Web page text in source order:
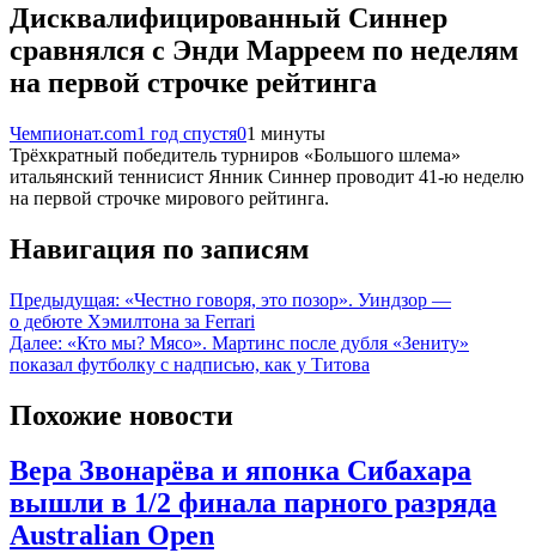
Дисквалифицированный Синнер
сравнялся с Энди Марреем по неделям
на первой строчке рейтинга
Чемпионат.com1 год спустя01 минуты
Трёхкратный победитель турниров «Большого шлема»
итальянский теннисист Янник Синнер проводит 41-ю неделю
на первой строчке мирового рейтинга.
Навигация по записям
Предыдущая: «Честно говоря, это позор». Уиндзор —
о дебюте Хэмилтона за Ferrari
Далее: «Кто мы? Мясо». Мартинс после дубля «Зениту»
показал футболку с надписью, как у Титова
Похожие новости
Вера Звонарёва и японка Сибахара
вышли в 1/2 финала парного разряда
Australian Open